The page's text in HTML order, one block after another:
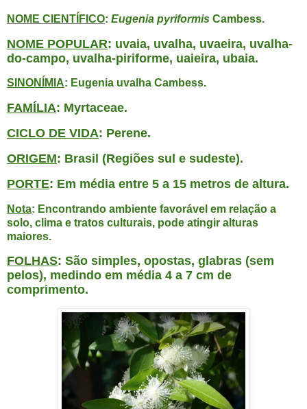
NOME CIENTÍFICO: Eugenia pyriformis Cambess.
NOME POPULAR: uvaia, uvalha, uvaeira, uvalha-
do-campo, uvalha-piriforme, uaieira, ubaia.
SINONÍMIA: Eugenia uvalha Cambess.
FAMÍLIA: Myrtaceae.
CICLO DE VIDA: Perene.
ORIGEM: Brasil (Regiões sul e sudeste).
PORTE: Em média entre 5 a 15 metros de altura.
Nota: Encontrando ambiente favorável em relação a
solo, clima e tratos culturais, pode atingir alturas
maiores.
FOLHAS: São simples, opostas, glabras (sem
pelos), medindo em média 4 a 7 cm de
comprimento.